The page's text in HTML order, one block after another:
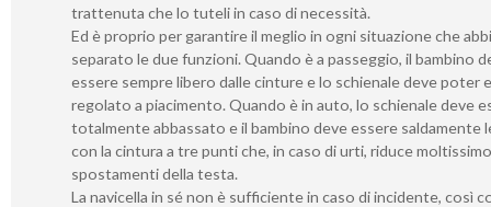
trattenuta che lo tuteli in caso di necessità.
Ed è proprio per garantire il meglio in ogni situazione che
separato le due funzioni. Quando è a passeggio, il bambino
essere sempre libero dalle cinture e lo schienale deve poter
regolato a piacimento. Quando è in auto, lo schienale deve
totalmente abbassato e il bambino deve essere saldamente
con la cintura a tre punti che, in caso di urti, riduce
spostamenti della testa.
La navicella in sé non è sufficiente in caso di incidente, così